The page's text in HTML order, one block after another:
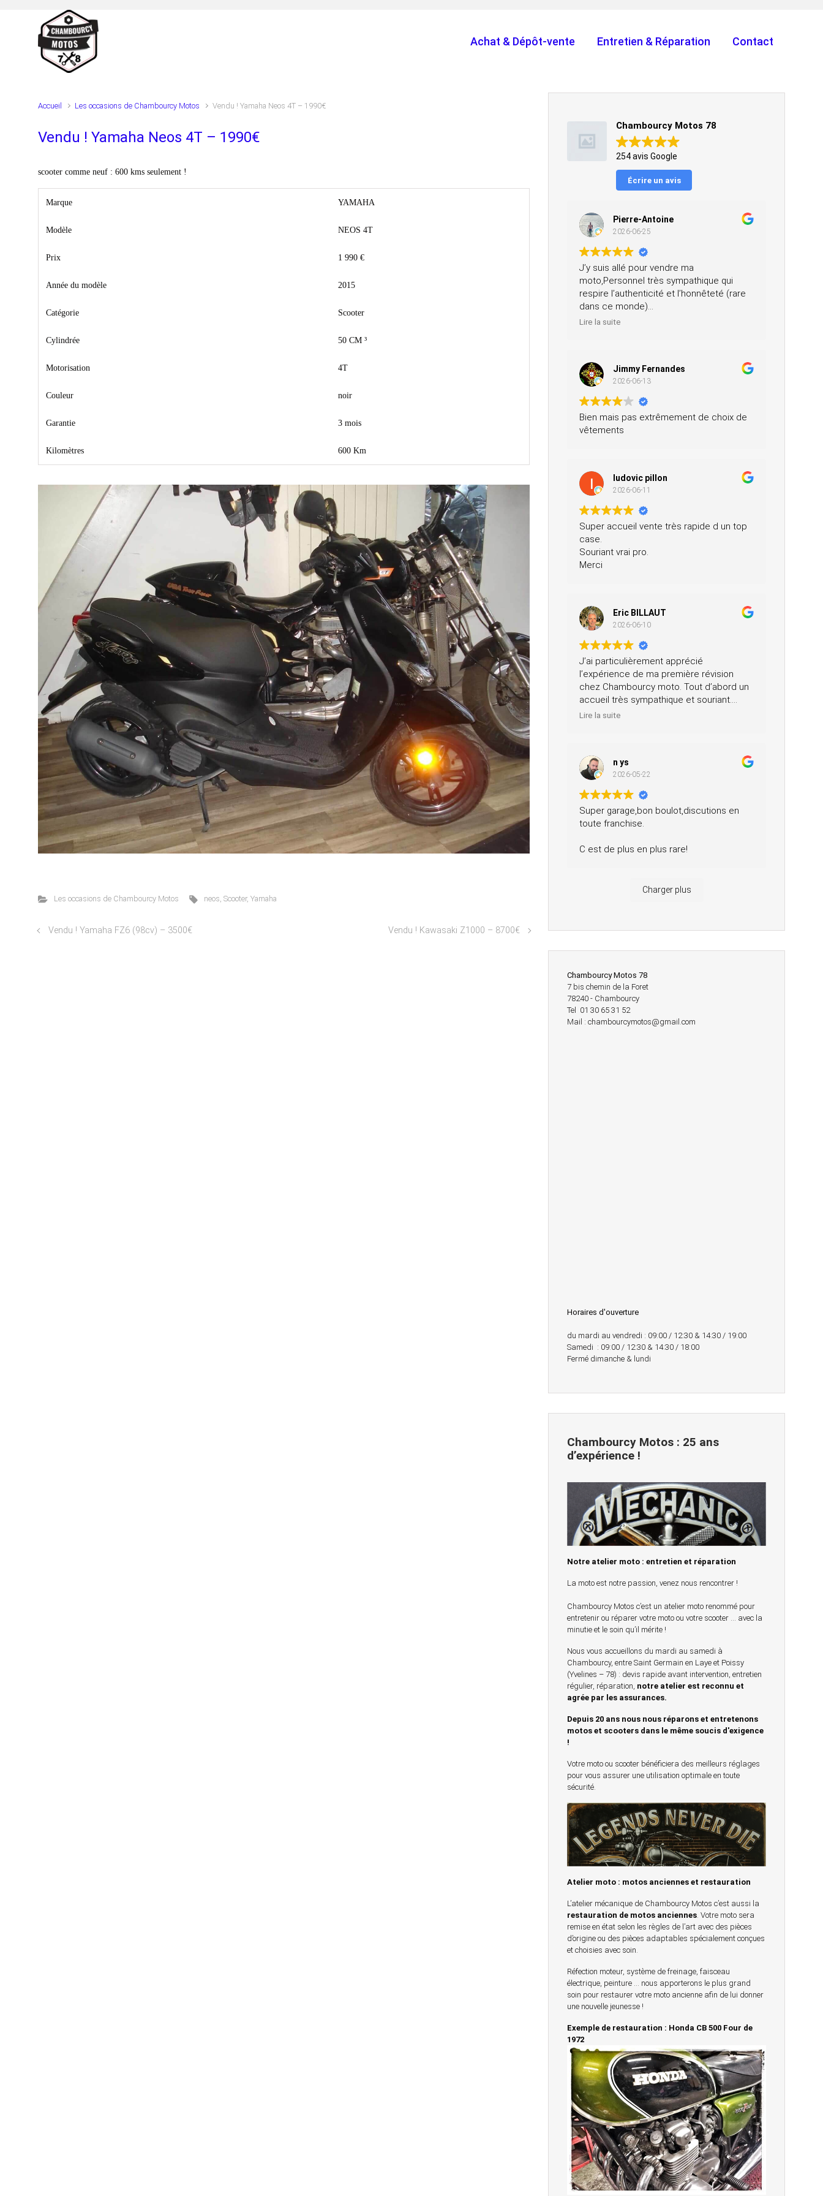
Skip to main content
Achat & Dépôt-vente Entretien & Réparation Contact
Accueil Les occasions de Chambourcy Motos Vendu ! Yamaha Neos 4T – 1990€
Vendu ! Yamaha Neos 4T – 1990€
scooter comme neuf : 600 kms seulement !
Marque YAMAHA
Modèle NEOS 4T
Prix 1 990 €
Année du modèle 2015
Catégorie Scooter
Cylindrée 50 CM ³
Motorisation 4T
Couleur noir
Garantie 3 mois
Kilomètres 600 Km
Les occasions de Chambourcy Motos neos,Scooter,Yamaha
Vendu ! Yamaha FZ6 (98cv) – 3500€ Vendu ! Kawasaki Z1000 – 8700€
Chambourcy Motos 78
254 avis Google
Écrire un avis
Pierre-Antoine
2026-06-25
J’y suis allé pour vendre ma
moto,Personnel très sympathique qui
respire l’authenticité et l’honnêteté (rare
dans ce monde)
Merci pour votre professionnalisme, je
Lire la suite
Jimmy Fernandes
2026-06-13
Bien mais pas extrêmement de choix de
vêtements
ludovic pillon
2026-06-11
Super accueil vente très rapide d un top
case.
Souriant vrai pro.
Merci
Eric BILLAUT
2026-06-10
J’ai particulièrement apprécié
l’expérience de ma première révision
chez Chambourcy moto. Tout d’abord un
accueil très sympathique et souriant.
Ensuite, ils m’ont prêté une moto pendant
%.
Lire la suite
n ys
2026-05-22
Super garage,bon boulot,discutions en
toute franchise.
C est de plus en plus rare!
Charger plus
Chambourcy Motos 78
7 bis chemin de la Foret
78240 - Chambourcy
Tel 01 30 65 31 52
Mail : chambourcymotos@gmail.com
Horaires d'ouverture
du mardi au vendredi : 09:00 / 12:30 & 14:30 / 19:00
Samedi : 09:00 / 12:30 & 14:30 / 18:00
Fermé dimanche & lundi
Chambourcy Motos : 25 ans
d’expérience !
Notre atelier moto : entretien et réparation
La moto est notre passion, venez nous rencontrer !
Chambourcy Motos c’est un atelier moto renommé pour
entretenir ou réparer votre moto ou votre scooter … avec la
minutie et le soin qu’il mérite !
Nous vous accueillons du mardi au samedi à
Chambourcy, entre Saint Germain en Laye et Poissy
(Yvelines – 78) : devis rapide avant intervention, entretien
régulier, réparation, notre atelier est reconnu et
agrée par les assurances.
Depuis 20 ans nous nous réparons et entretenons
motos et scooters dans le même soucis d'exigence
!
Votre moto ou scooter bénéficiera des meilleurs réglages
pour vous assurer une utilisation optimale en toute
sécurité.
Atelier moto : motos anciennes et restauration
L’atelier mécanique de Chambourcy Motos c’est aussi la
restauration de motos anciennes. Votre moto sera
remise en état selon les règles de l’art avec des pièces
d’origine ou des pièces adaptables spécialement conçues
et choisies avec soin.
Réfection moteur, système de freinage, faisceau
électrique, peinture … nous apporterons le plus grand
soin pour restaurer votre moto ancienne afin de lui donner
une nouvelle jeunesse !
Exemple de restauration : Honda CB 500 Four de
1972